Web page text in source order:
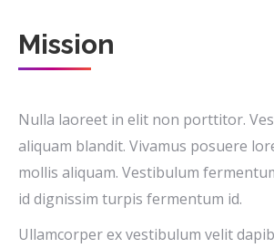
Mission
Nulla laoreet in elit non porttitor.
aliquam blandit. Vivamus posuere
mollis aliquam. Vestibulum
id dignissim turpis fermentum id.
Ullamcorper ex vestibulum velit